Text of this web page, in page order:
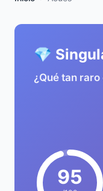
💎
¿Qué tan
95